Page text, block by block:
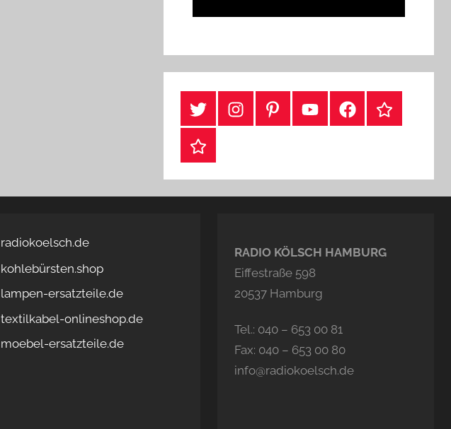
#TwitterInstagramPinterestYouTubeFacebook
TikTok
Webshop
radiokoelsch.de
kohlebürsten.shop
lampen-ersatzteile.de
textilkabel-onlineshop.de
moebel-ersatzteile.de
RADIO KÖLSCH HAMBURG
Eiffestraße 598
20537 Hamburg
Tel.: 040 – 653 00 81
Fax: 040 – 653 00 80
info@radiokoelsch.de